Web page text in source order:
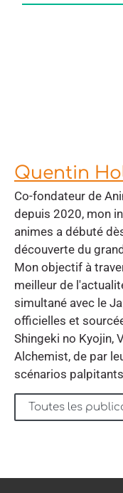
Quentin
Co-fondateur de
depuis 2020, mon
animes a débuté
découverte du
Mon objectif à
meilleur de
simultané avec le
officielles et
Shingeki no Kyojin,
Alchemist, de par
scénarios
Toutes les